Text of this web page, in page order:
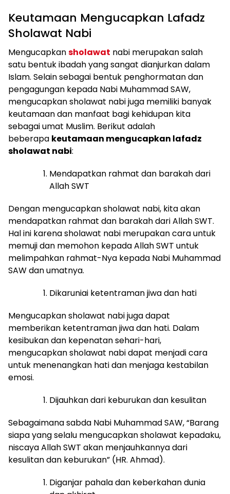
Keutamaan Mengucapkan Lafadz
Sholawat Nabi
Mengucapkansholawat nabi merupakan salah
satu bentuk ibadah yang sangat dianjurkan dalam
Islam. Selain sebagai bentuk penghormatan dan
pengagungan kepada Nabi Muhammad SAW,
mengucapkan sholawat nabi juga memiliki banyak
keutamaan dan manfaat bagi kehidupan kita
sebagai umat Muslim. Berikut adalah
beberapa keutamaan mengucapkan lafadz
sholawat nabi:
Mendapatkan rahmat dan barakah dari
Allah SWT
Dengan mengucapkan sholawat nabi, kita akan
mendapatkan rahmat dan barakah dari Allah SWT.
Hal ini karena sholawat nabi merupakan cara untuk
memuji dan memohon kepada Allah SWT untuk
melimpahkan rahmat-Nya kepada Nabi Muhammad
SAW dan umatnya.
Dikaruniai ketentraman jiwa dan hati
Mengucapkan sholawat nabi juga dapat
memberikan ketentraman jiwa dan hati. Dalam
kesibukan dan kepenatan sehari-hari,
mengucapkan sholawat nabi dapat menjadi cara
untuk menenangkan hati dan menjaga kestabilan
emosi.
Dijauhkan dari keburukan dan kesulitan
Sebagaimana sabda Nabi Muhammad SAW, “Barang
siapa yang selalu mengucapkan sholawat kepadaku,
niscaya Allah SWT akan menjauhkannya dari
kesulitan dan keburukan” (HR. Ahmad).
Diganjar pahala dan keberkahan dunia